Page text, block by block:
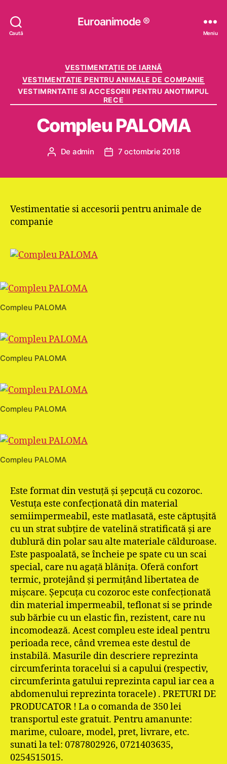
Caută
Euroanimode ®
Meniu
Categorii
VESTIMENTAŢIE DE IARNĂ
VESTIMENTAȚIE PENTRU ANIMALE DE COMPANIE
VESTIMRNTATIE SI ACCESORII PENTRU ANOTIMPUL
RECE
Compleu PALOMA
Autor
De admin
Dată7 octombrie 2018
Vestimentatie si accesorii pentru animale de
companie
Compleu PALOMA
Compleu PALOMA
Compleu PALOMA
Compleu PALOMA
Este format din vestuţă şi şepcuţă cu cozoroc.
Vestuţa este confecţionată din material
semiimpermeabil, este matlasată, este căptuşită
cu un strat subţire de vatelină stratificată şi are
dublură din polar sau alte materiale călduroase.
Este paspoalată, se încheie pe spate cu un scai
special, care nu agaţă blăniţa. Oferă confort
termic, protejând şi permiţând libertatea de
mişcare. Şepcuţa cu cozoroc este confecţionată
din material impermeabil, teflonat si se prinde
sub bărbie cu un elastic fin, rezistent, care nu
incomodează. Acest compleu este ideal pentru
perioada rece, când vremea este destul de
instabilă. Masurile din descriere reprezinta
circumferinta toracelui si a capului (respectiv,
circumferinta gatului reprezinta capul iar cea a
abdomenului reprezinta toracele) . PRETURI DE
PRODUCATOR ! La o comanda de 350 lei
transportul este gratuit. Pentru amanunte:
marime, culoare, model, pret, livrare, etc.
sunati la tel: 0787802926, 0721403635,
0254515015.